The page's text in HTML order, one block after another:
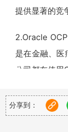
提供显著的竞
2.Oracle
是在金融、
公司都在使用
3.Oracle
到您希望在
分享到：